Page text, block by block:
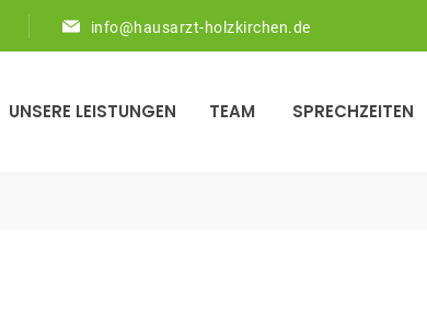
info@hausarzt-holzkirchen.de
UNSERE LEISTUNGEN TEAM SPRECHZEITEN